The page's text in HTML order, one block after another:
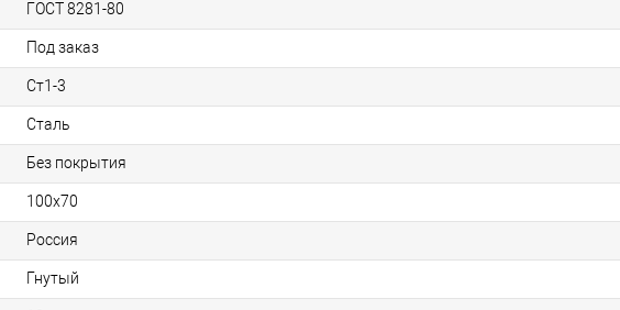
ГОСТ 8281-80
Под заказ
Ст1-3
Сталь
Без покрытия
100х70
Россия
Гнутый